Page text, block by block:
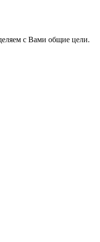
с Вами общие цели.